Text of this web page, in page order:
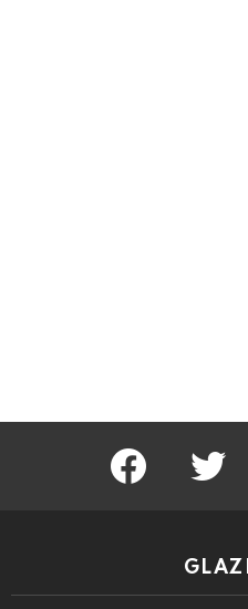
facebook twitter